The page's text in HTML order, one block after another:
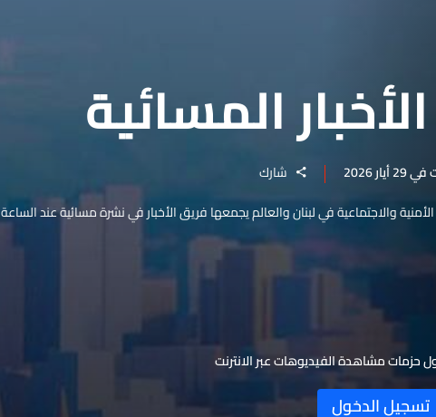
المسائية
أيار 2026
شارك
الأمنية والاجتماعية في لبنان والعالم يجمعها فريق الأخبار في نشرة مسائية عند الساعة
حزمات مشاهدة الفيديوهات عبر الانترنت